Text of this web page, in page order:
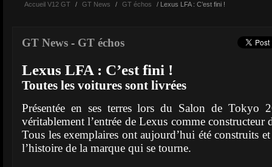
Accueil V12 GT / GT News / GT échos / Lexus LFA : C’est fini !
GT News - GT échos
Lexus LFA : C’est fini !
Toutes les voitures sont livrées
Présentée en ses terres lors du Salon de Tokyo
véritablement l’entrée de Lexus comme constructeur
Tous les exemplaires ont aujourd’hui été construits
l’histoire de la marque qui se tourne.